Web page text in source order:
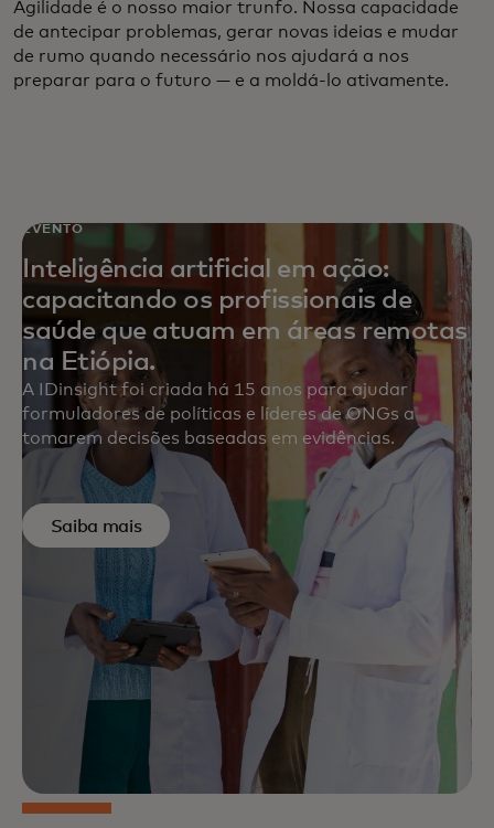
Agilidade é o nosso maior trunfo. Nossa capacidade
de antecipar problemas, gerar novas ideias e mudar
de rumo quando necessário nos ajudará a nos
preparar para o futuro — e a moldá-lo ativamente.
EVENTO
Inteligência artificial em ação:
capacitando os profissionais de
saúde que atuam em áreas remotas
na Etiópia.
A IDinsight foi criada há 15 anos para ajudar
formuladores de políticas e líderes de ONGs a
tomarem decisões baseadas em evidências.
Saiba mais